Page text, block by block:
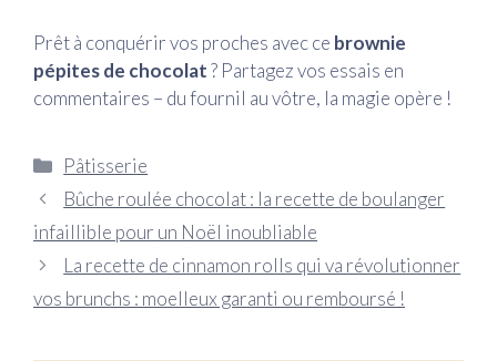
Prêt à conquérir vos proches avec ce brownie
pépites de chocolat? Partagez vos essais en
commentaires – du fournil au vôtre, la magie opère !
Catégories
Pâtisserie
Bûche roulée chocolat : la recette de boulanger
infaillible pour un Noël inoubliable
La recette de cinnamon rolls qui va révolutionner
vos brunchs : moelleux garanti ou remboursé !